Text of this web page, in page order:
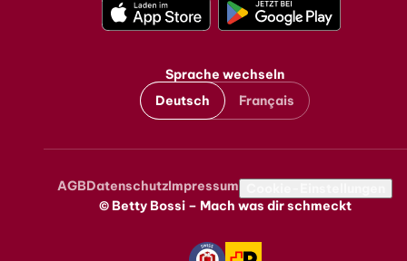
Sprache wechseln
Deutsch
Français
Metanavigation
AGBDatenschutzImpressum
© Betty Bossi – Mach was dir schmeckt